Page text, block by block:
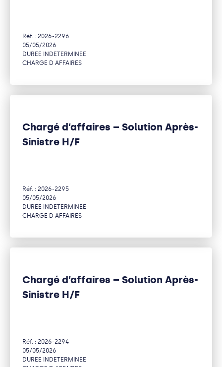
Réf. : 2026-2296
05/05/2026
DUREE INDETERMINEE
CHARGE D AFFAIRES
Chargé d’affaires – Solution Après-
Sinistre H/F
Réf. : 2026-2295
05/05/2026
DUREE INDETERMINEE
CHARGE D AFFAIRES
Chargé d’affaires – Solution Après-
Sinistre H/F
Réf. : 2026-2294
05/05/2026
DUREE INDETERMINEE